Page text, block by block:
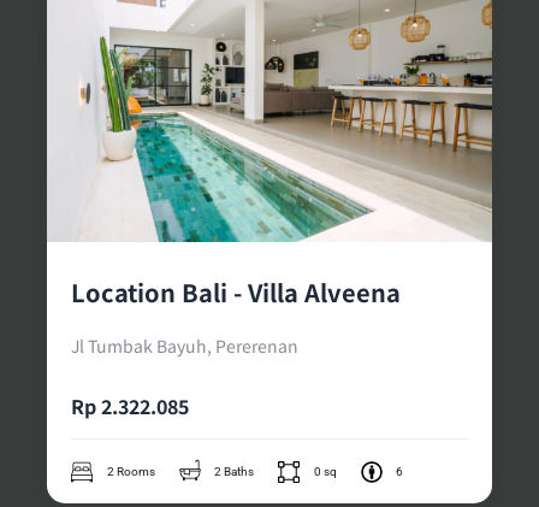
Location Bali - Villa Alveena
Jl Tumbak Bayuh, Pererenan
Rp 2.322.085
2 Rooms 2 Baths 0 sq 6